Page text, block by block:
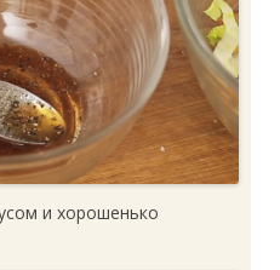
и хорошенько